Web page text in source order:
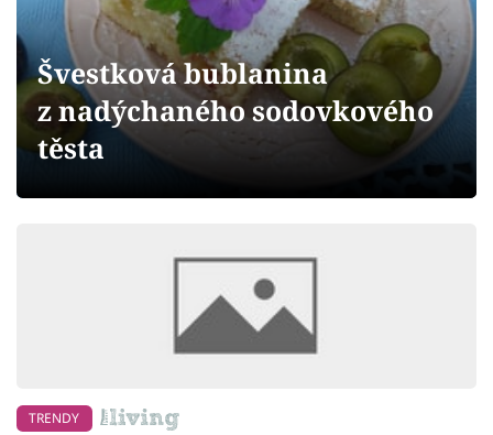
Přihlášení
Sledujte nás
Švestková bublanina
z nadýchaného sodovkového
těsta
TRENDY